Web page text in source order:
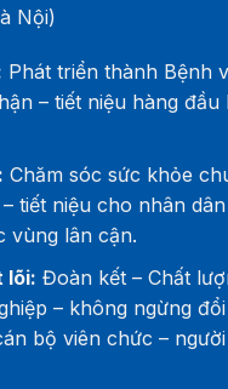
Nội)
Phát triển thành Bệnh
– tiết niệu hàng
Chăm sóc sức khỏe
tiết niệu cho nhân
vùng lân cận.
lõi: Đoàn kết – Chất
– không ngừng
bộ viên chức –